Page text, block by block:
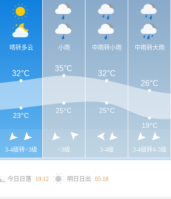
晴转多云
3-4级转<3级
小雨
<3级
中雨转小雨
3-4级
中雨转大雨
3-4级转4-5级
32°C
35°C
32°C
26°C
23°C
25°C
25°C
19°C
今日日落 19:12 明日日出 05:18